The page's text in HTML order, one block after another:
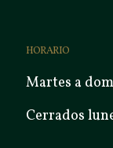
HORARIO
Martes a
Cerrados